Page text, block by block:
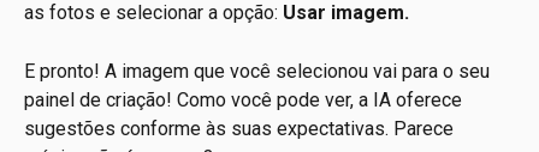
as fotos e selecionar a opção: Usar imagem.
E pronto! A imagem que você selecionou vai para o seu
painel de criação! Como você pode ver, a IA oferece
sugestões conforme às suas expectativas. Parece